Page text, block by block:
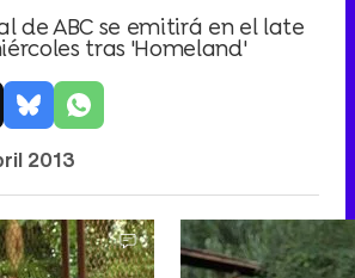
de ABC se emitirá en el late
tras 'Homeland'
2013